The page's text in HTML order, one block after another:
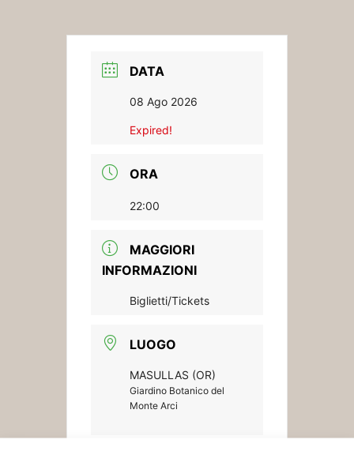
DATA
08 Ago 2026
Expired!
ORA
22:00
MAGGIORI
INFORMAZIONI
Biglietti/Tickets
LUOGO
MASULLAS (OR)
Giardino Botanico del
Monte Arci